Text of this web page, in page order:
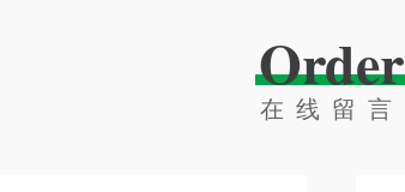
Order
在线留言